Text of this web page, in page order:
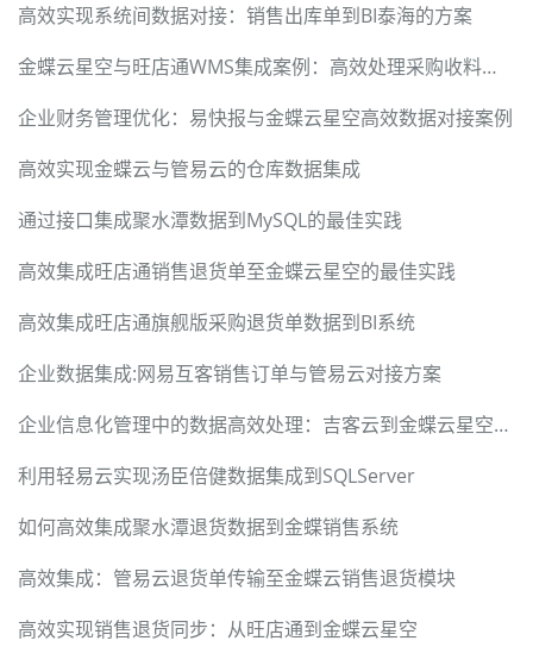
高效实现系统间数据对接：销售出库单到BI泰海的方案
金蝶云星空与旺店通WMS集成案例：高效处理采购收料通知单
企业财务管理优化：易快报与金蝶云星空高效数据对接案例
高效实现金蝶云与管易云的仓库数据集成
通过接口集成聚水潭数据到MySQL的最佳实践
高效集成旺店通销售退货单至金蝶云星空的最佳实践
高效集成旺店通旗舰版采购退货单数据到BI系统
企业数据集成:网易互客销售订单与管易云对接方案
企业信息化管理中的数据高效处理：吉客云到金蝶云星空集成案例
利用轻易云实现汤臣倍健数据集成到SQLServer
如何高效集成聚水潭退货数据到金蝶销售系统
高效集成：管易云退货单传输至金蝶云销售退货模块
高效实现销售退货同步：从旺店通到金蝶云星空